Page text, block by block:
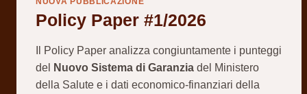
Policy Paper #1/2026
Il Policy Paper analizza congiuntamente i punteggi
del
Nuovo Sistema di Garanzia del Ministero
della Salute e i dati economico-finanziari della